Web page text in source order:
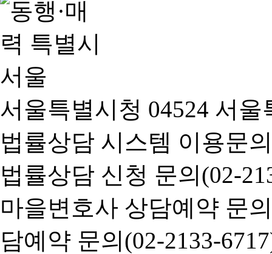
서울특별시청 04524 서
법률상담 시스템 이용문
법률상담 신청 문의(02-
마을변호사 상담예약 문
담예약 문의(02-2133-